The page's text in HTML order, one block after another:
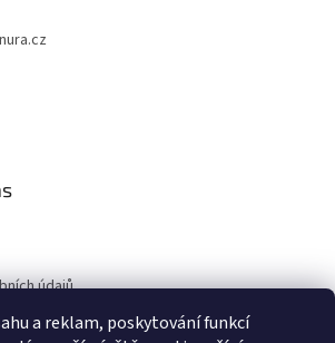
a reklam, poskytování funkcí
údajů